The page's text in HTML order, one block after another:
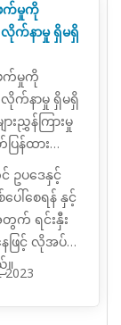
ဖက်မှုကို
လိုက်နာမှု ရှိမရှိ
ဖက်မှုကို
လိုက်နာမှု ရှိမရှိ
ားညွှန်ကြားမှု
ြန်ထား
ဥပဒေနှင့်
ါ်စေရန် နှင့်
က် ရင်းနှီး
ေဖြင့် လိုအပ်
။
2023